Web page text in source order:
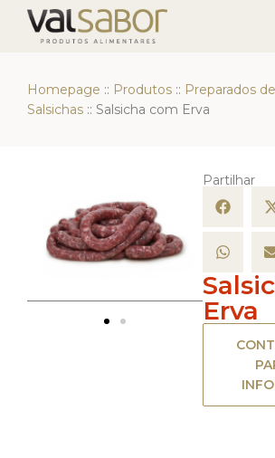
Homepage :: Produtos :: Preparados
Salsichas :: Salsicha com Erva
Partilhar
Erva